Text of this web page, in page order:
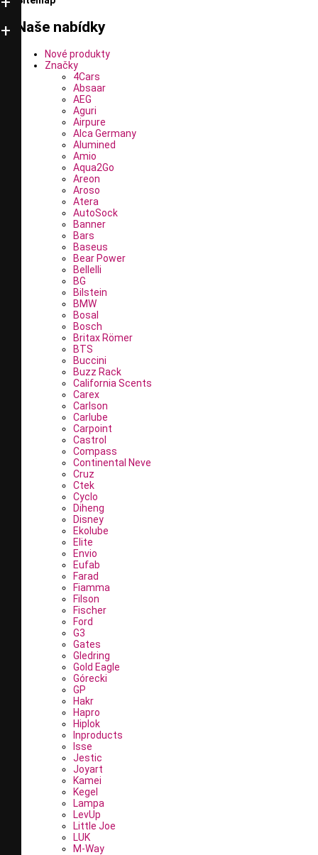
Naše nabídky
Nové produkty
Značky
4Cars
Absaar
AEG
Aguri
Airpure
Alca Germany
Alumined
Amio
Aqua2Go
Areon
Aroso
Atera
AutoSock
Banner
Bars
Baseus
Bear Power
Bellelli
BG
Bilstein
BMW
Bosal
Bosch
Britax Römer
BTS
Buccini
Buzz Rack
California Scents
Carex
Carlson
Carlube
Carpoint
Castrol
Compass
Continental Neve
Cruz
Ctek
Cyclo
Diheng
Disney
Ekolube
Elite
Envio
Eufab
Farad
Fiamma
Filson
Fischer
Ford
G3
Gates
Gledring
Gold Eagle
Górecki
GP
Hakr
Hapro
Hiplok
Inproducts
Isse
Jestic
Joyart
Kamei
Kegel
Lampa
LevUp
Little Joe
LUK
M-Way